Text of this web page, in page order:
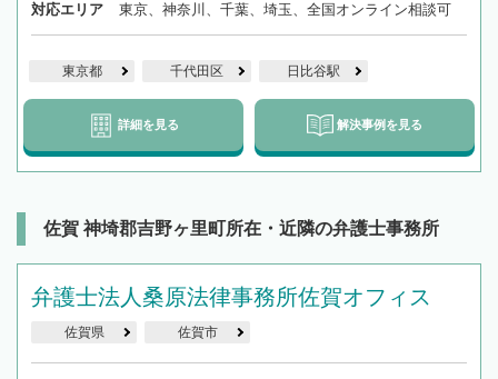
対応エリア 東京、神奈川、千葉、埼玉、全国オンライン相談可
東京都 千代田区 日比谷駅
詳細を見る 解決事例を見る
佐賀 神埼郡吉野ヶ里町所在・近隣の弁護士事務所
弁護士法人桑原法律事務所佐賀オフィス
佐賀県 佐賀市